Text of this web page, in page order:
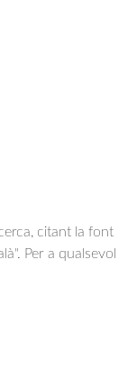
citant la font
Per a qualsevol